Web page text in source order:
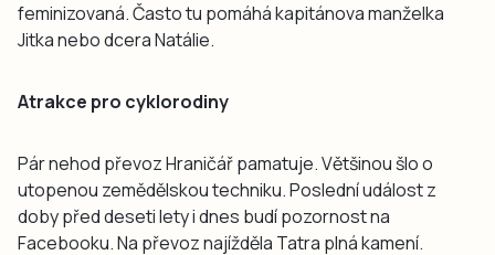
feminizovaná. Často tu pomáhá kapitánova manželka
Jitka nebo dcera Natálie.
Atrakce pro cyklorodiny
Pár nehod převoz Hraničář pamatuje. Většinou šlo o
utopenou zemědělskou techniku. Poslední událost z
doby před deseti lety i dnes budí pozornost na
Facebooku. Na převoz najížděla Tatra plná kamení.